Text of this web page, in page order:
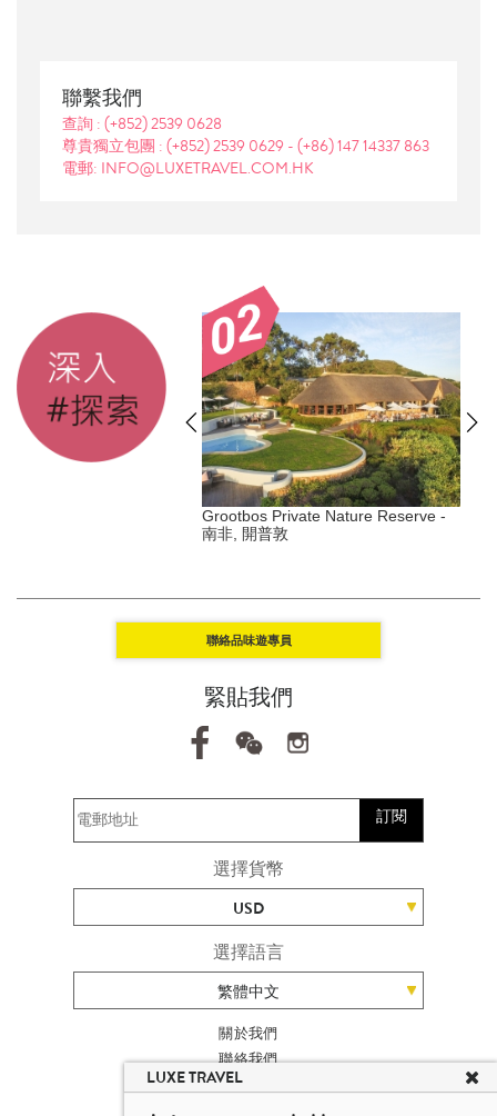
聯繫我們
查詢 : (+852) 2539 0628
尊貴獨立包團 : (+852) 2539 0629 - (+86) 147 14337 863
電郵: INFO@LUXETRAVEL.COM.HK
Grootbos Private Nature Reserve -
南非, 開普敦
聯絡品味遊專員
緊貼我們
訂閱
選擇貨幣
USD
選擇語言
繁體中文
關於我們
聯絡我們
加入我們
旅遊網站地圖
LUXE TRAVEL